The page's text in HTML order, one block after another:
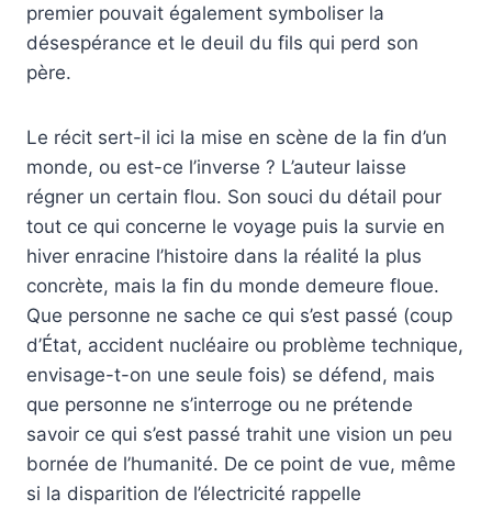
premier pouvait également symboliser la
désespérance et le deuil du fils qui perd son
père.
Le récit sert-il ici la mise en scène de la fin d’un
monde, ou est-ce l’inverse ? L’auteur laisse
régner un certain flou. Son souci du détail pour
tout ce qui concerne le voyage puis la survie en
hiver enracine l’histoire dans la réalité la plus
concrète, mais la fin du monde demeure floue.
Que personne ne sache ce qui s’est passé (coup
d’État, accident nucléaire ou problème technique,
envisage-t-on une seule fois) se défend, mais
que personne ne s’interroge ou ne prétende
savoir ce qui s’est passé trahit une vision un peu
bornée de l’humanité. De ce point de vue, même
si la disparition de l’électricité rappelle